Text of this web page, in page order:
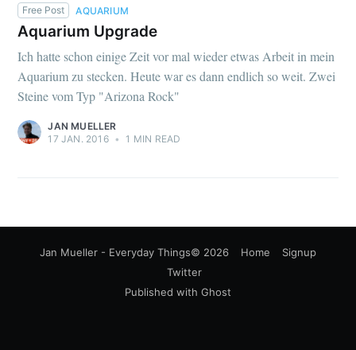
Free Post AQUARIUM
Aquarium Upgrade
Ich hatte schon einige Zeit vor mal wieder etwas Arbeit in mein
Aquarium zu stecken. Heute war es dann endlich so weit. Zwei
Steine vom Typ "Arizona Rock"
JAN MUELLER
17 JAN. 2016 • 1 MIN READ
Jan Mueller - Everyday Things© 2026 Home
Signup
Twitter
Published with Ghost